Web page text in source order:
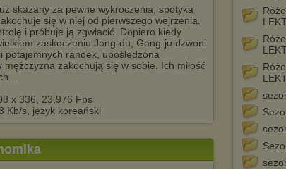
skazany za pewne wykroczenia, spotyka
się w niej od pierwszego wejrzenia.
i próbuje ją zgwłacić. Dopiero kiedy
zaskoczeniu Jong-du, Gong-ju dzwoni
potajemnych randek, upośledzona
mężczyzna zakochują się w sobie. Ich miłość
x 336, 23,976 Fps
Kb/s, język koreański